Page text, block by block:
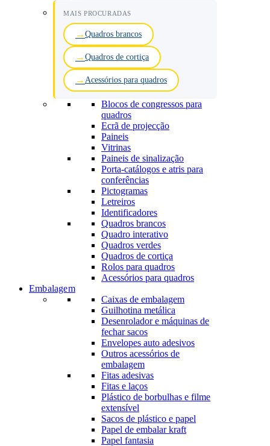
MAIS PROCURADAS
Quadros brancos
Quadros de cortiça
Acessórios para quadros
Blocos de congressos para
quadros
Ecrã de projecção
Paineis
Vitrinas
Paineis de sinalização
Porta-catálogos e atris para
conferências
Pictogramas
Letreiros
Identificadores
Quadros brancos
Quadro interativo
Quadros verdes
Quadros de cortiça
Rolos para quadros
Acessórios para quadros
Embalagem
Caixas de embalagem
Guilhotina metálica
Desenrolador e máquinas de
fechar sacos
Envelopes auto adesivos
Outros acessórios de
embalagem
Fitas adesivas
Fitas e laços
Plástico de borbulhas e filme
extensível
Sacos de plástico e papel
Papel de embalar kraft
Papel fantasia